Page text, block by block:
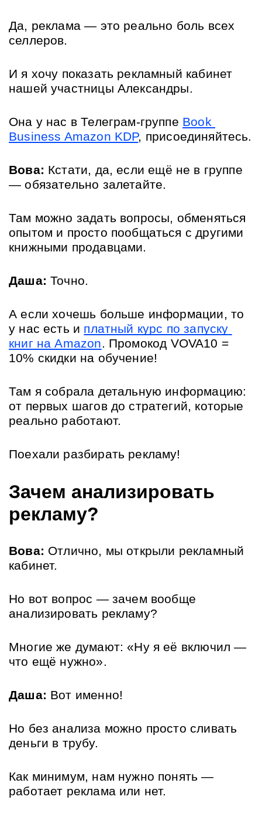
Да, реклама — это реально боль всех
селлеров.
И я хочу показать рекламный кабинет
нашей участницы Александры.
Она у нас в Телеграм-группе Book
Business Amazon KDP, присоединяйтесь.
Вова: Кстати, да, если ещё не в группе
— обязательно залетайте.
Там можно задать вопросы, обменяться
опытом и просто пообщаться с другими
книжными продавцами.
Даша: Точно.
А если хочешь больше информации, то
у нас есть и платный курс по запуску
книг на Amazon. Промокод VOVA10 =
10% скидки на обучение!
Там я собрала детальную информацию:
от первых шагов до стратегий, которые
реально работают.
Поехали разбирать рекламу!
Зачем анализировать
рекламу?
Вова: Отлично, мы открыли рекламный
кабинет.
Но вот вопрос — зачем вообще
анализировать рекламу?
Многие же думают: «Ну я её включил —
что ещё нужно».
Даша: Вот именно!
Но без анализа можно просто сливать
деньги в трубу.
Как минимум, нам нужно понять —
работает реклама или нет.